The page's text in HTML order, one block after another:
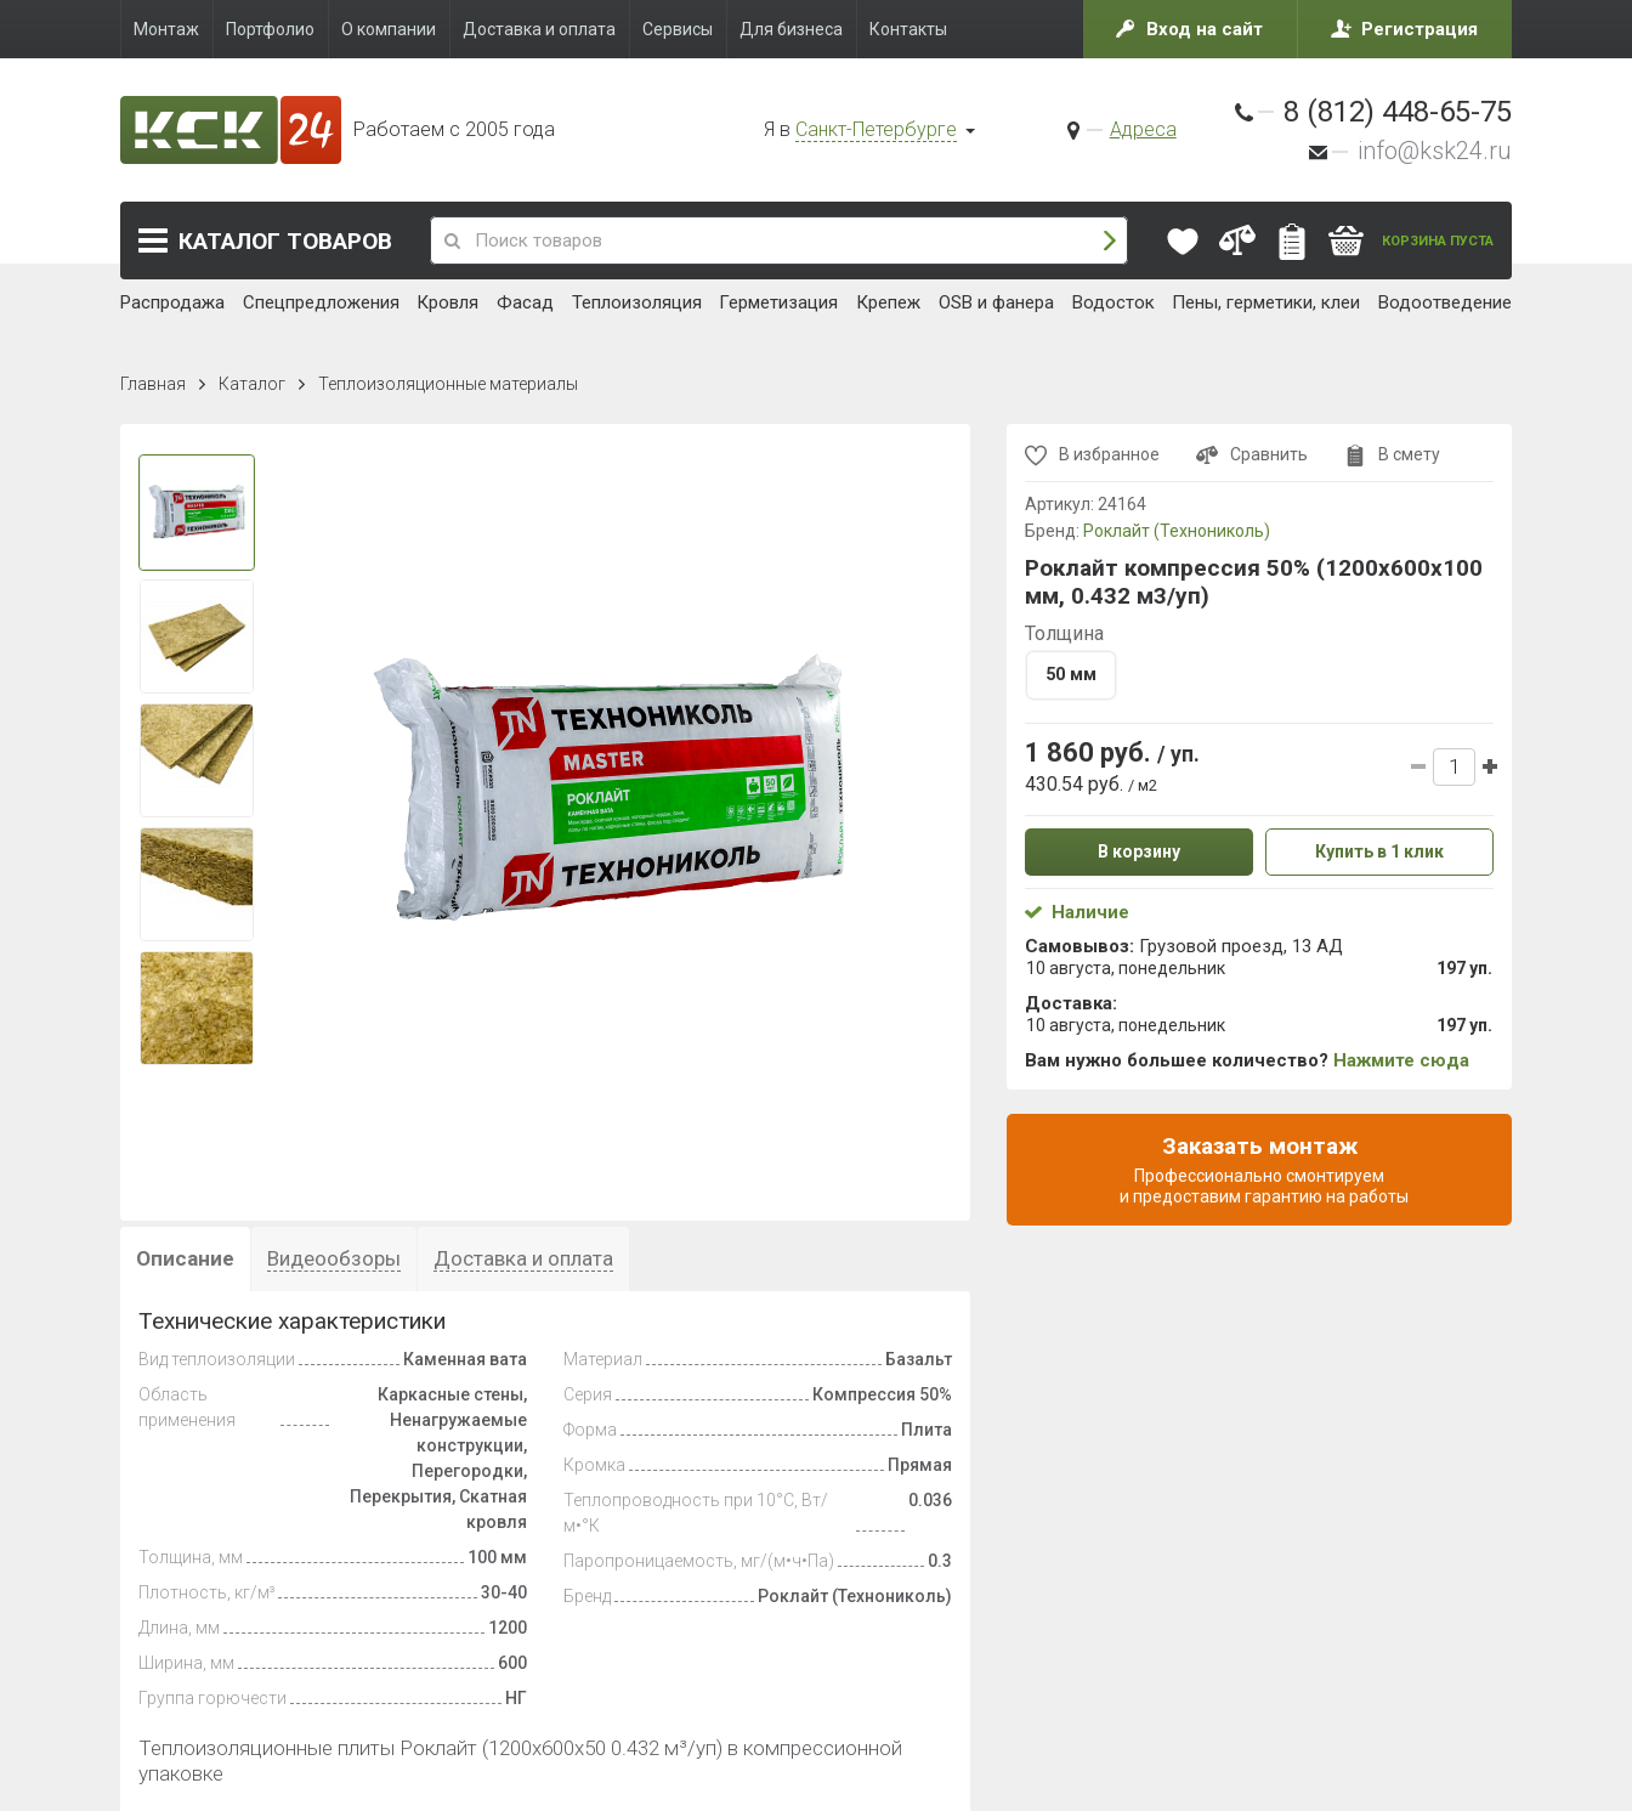
Монтаж Портфолио О компании Доставка и оплата Сервисы Для бизнеса Контакты Вход на сайт Регистрация
Работаем с 2005 года Я в Санкт-Петербурге Адреса
8 (812) 448-65-75
info@ksk24.ru
КАТАЛОГ ТОВАРОВ КОРЗИНА ПУСТА
Распродажа Спецпредложения Кровля Фасад Теплоизоляция Герметизация Крепеж OSB и фанера Водосток Пены, герметики, клеи Водоотведение
Главная Каталог Теплоизоляционные материалы
Описание Видеообзоры Доставка и оплата
Технические характеристики
Вид теплоизоляции
Каменная вата
Область
применения
Каркасные стены,
Ненагружаемые
конструкции,
Перегородки,
Перекрытия, Скатная
кровля
Толщина, мм
100 мм
Плотность, кг/м³
30-40
Длина, мм
1200
Ширина, мм
600
Группа горючести
НГ
Материал
Базальт
Серия
Компрессия 50%
Форма
Плита
Кромка
Прямая
Теплопроводность при 10°С, Вт/
м•°К
0.036
Паропроницаемость, мг/(м•ч•Па)
0.3
Бренд
Роклайт (Технониколь)
Теплоизоляционные плиты Роклайт (1200х600х50 0.432 м³/уп) в компрессионной
упаковке
В избранное Сравнить В смету
Артикул: 24164
Бренд: Роклайт (Технониколь)
Роклайт компрессия 50% (1200х600х100
мм, 0.432 м3/уп)
Толщина
50 мм
1 860 руб. / уп.
430.54 руб. / м2
В корзину Купить в 1 клик
Наличие
Самовывоз: Грузовой проезд, 13 АД
10 августа, понедельник 197 уп.
Доставка:
10 августа, понедельник 197 уп.
Вам нужно большее количество? Нажмите сюда
Заказать монтаж
Профессионально смонтируем
и предоставим гарантию на работы